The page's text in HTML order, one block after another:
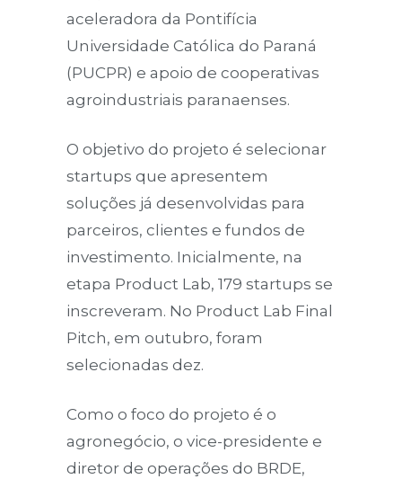
aceleradora da Pontifícia
Universidade Católica do Paraná
(PUCPR) e apoio de cooperativas
agroindustriais paranaenses.
O objetivo do projeto é selecionar
startups que apresentem
soluções já desenvolvidas para
parceiros, clientes e fundos de
investimento. Inicialmente, na
etapa Product Lab, 179 startups se
inscreveram. No Product Lab Final
Pitch, em outubro, foram
selecionadas dez.
Como o foco do projeto é o
agronegócio, o vice-presidente e
diretor de operações do BRDE,